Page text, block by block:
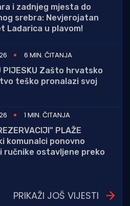
i zadnjeg mjesta do
srebra: Nevjerojatan
Lađarica u plavom!
6 MIN. ČITANJA
PIJESKU Zašto hrvatsko
teško pronalazi svoj
1 MIN. ČITANJA
PLAŽE
komunalci ponovno
ručnike ostavljene preko
PRIKAŽI JOŠ VIJESTI